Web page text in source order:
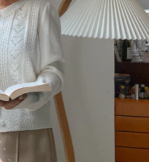
익스클루시브
아우터
티셔츠
니트
블라우스